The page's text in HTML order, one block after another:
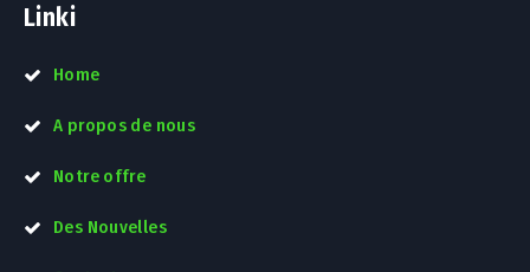
Linki
Home
A propos de nous
Notre offre
Des Nouvelles